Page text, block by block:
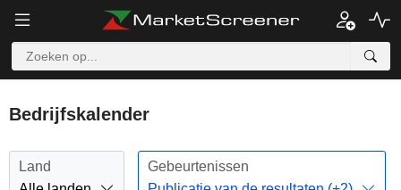
Bedrijfskalender
Land
Gebeurtenissen